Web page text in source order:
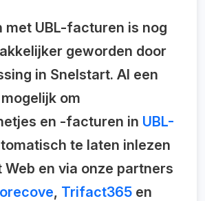
met UBL-facturen is nog
geworden door
in Snelstart. Al een
om
en -facturen in UBL-
te laten inlezen
Web en via onze partners
, Trifact365 en